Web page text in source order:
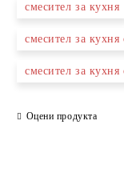
Ние ще се свържем
смесител за кухня
смесител за
смесител за
Оцени продукта